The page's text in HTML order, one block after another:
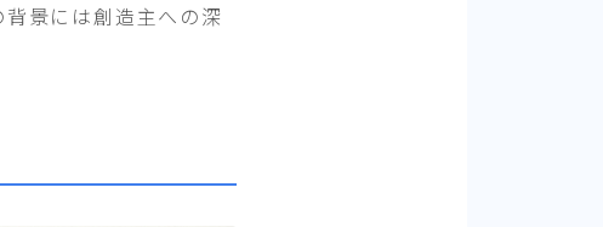
景には創造主への深